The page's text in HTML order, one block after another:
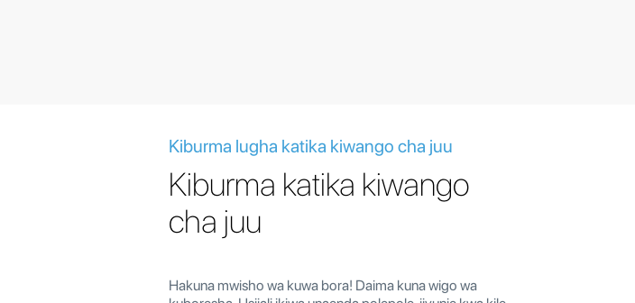
Kiburma lugha katika kiwango cha juu
Kiburma katika kiwango
cha juu
Hakuna mwisho wa kuwa bora! Daima kuna wigo wa